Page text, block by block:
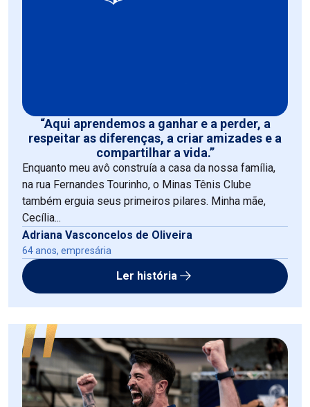
“Aqui aprendemos a ganhar e a perder, a
respeitar as diferenças, a criar amizades e a
compartilhar a vida.”
Enquanto meu avô construía a casa da nossa família,
na rua Fernandes Tourinho, o Minas Tênis Clube
também erguia seus primeiros pilares. Minha mãe,
Cecília...
Adriana Vasconcelos de Oliveira
64 anos, empresária
Ler história